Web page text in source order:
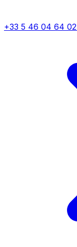
+33 5 46 04 64 02